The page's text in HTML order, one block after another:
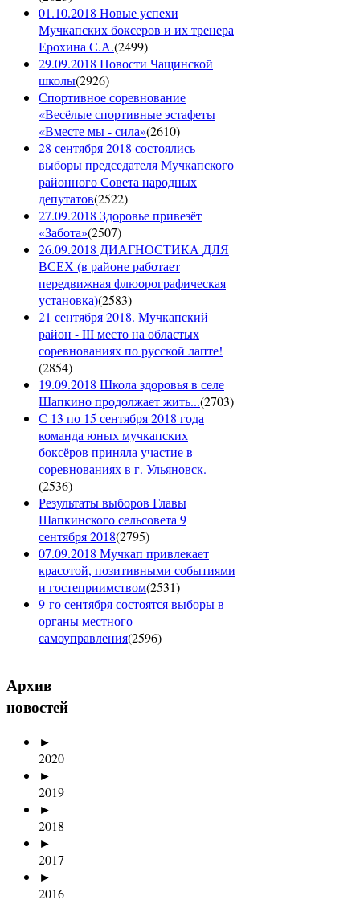
01.10.2018 Новые успехи
Мучкапских боксеров и их тренера
Ерохина С.А.(2499)
29.09.2018 Новости Чащинской
школы(2926)
Спортивное соревнование
«Весёлые спортивные эстафеты
«Вместе мы - сила»(2610)
28 сентября 2018 состоялись
выборы председателя Мучкапского
районного Совета народных
депутатов(2522)
27.09.2018 Здоровье привезёт
«Забота»(2507)
26.09.2018 ДИАГНОСТИКА ДЛЯ
ВСЕХ (в районе работает
передвижная флюорографическая
установка)(2583)
21 сентября 2018. Мучкапский
район - III место на областых
соревнованиях по русской лапте!
(2854)
19.09.2018 Школа здоровья в селе
Шапкино продолжает жить...(2703)
С 13 по 15 сентября 2018 года
команда юных мучкапских
боксёров приняла участие в
соревнованиях в г. Ульяновск.
(2536)
Результаты выборов Главы
Шапкинского сельсовета 9
сентября 2018(2795)
07.09.2018 Мучкап привлекает
красотой, позитивными событиями
и гостеприимством(2531)
9-го сентября состоятся выборы в
органы местного
самоуправления(2596)
Архив
новостей
►
2020
►
2019
►
2018
►
2017
►
2016